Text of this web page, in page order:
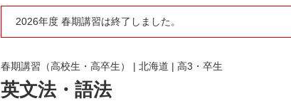
2026年度 春期講習は終了しました。
英文法・語法
春期講習（高校生・高卒生） | 北海道 | 高3・卒生